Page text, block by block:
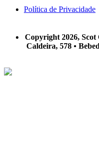
Política de Privacidade
Copyright 2026,
Caldeira, 578 •